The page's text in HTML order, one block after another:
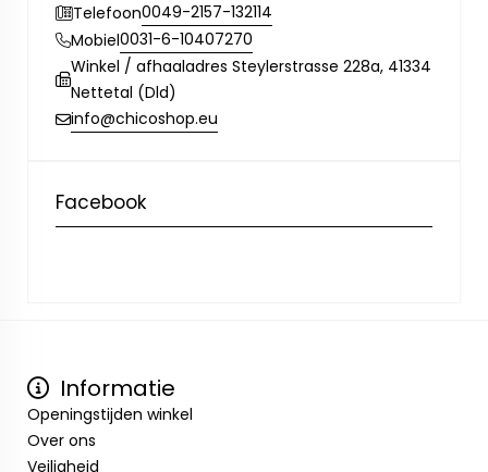
Telefoon0049-2157-132114
Mobiel0031-6-10407270
Winkel / afhaaladres Steylerstrasse 228a, 41334
Nettetal (Dld)
info@chicoshop.eu
Facebook
Informatie
Openingstijden winkel
Over ons
Veiligheid